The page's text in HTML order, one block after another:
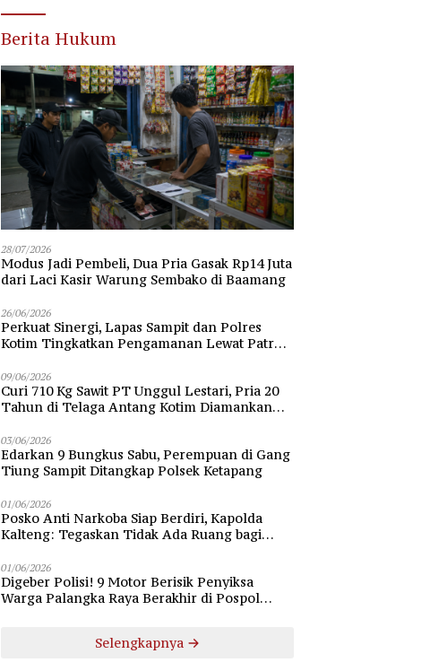
Berita Hukum
28/07/2026
Modus Jadi Pembeli, Dua Pria Gasak Rp14 Juta
dari Laci Kasir Warung Sembako di Baamang
26/06/2026
Perkuat Sinergi, Lapas Sampit dan Polres
Kotim Tingkatkan Pengamanan Lewat Patroli
09/06/2026
Curi 710 Kg Sawit PT Unggul Lestari, Pria 20
Tahun di Telaga Antang Kotim Diamankan
03/06/2026
Edarkan 9 Bungkus Sabu, Perempuan di Gang
Tiung Sampit Ditangkap Polsek Ketapang
01/06/2026
Posko Anti Narkoba Siap Berdiri, Kapolda
Kalteng: Tegaskan Tidak Ada Ruang bagi
01/06/2026
Digeber Polisi! 9 Motor Berisik Penyiksa
Warga Palangka Raya Berakhir di Pospol
Selengkapnya